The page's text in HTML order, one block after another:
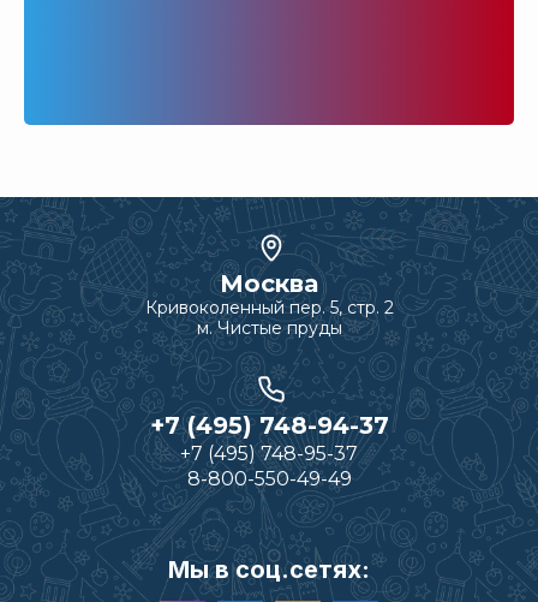
Москва
Кривоколенный пер. 5, стр. 2
м. Чистые пруды
+7 (495) 748-94-37
+7 (495) 748-95-37
8-800-550-49-49
Мы в соц.сетях: